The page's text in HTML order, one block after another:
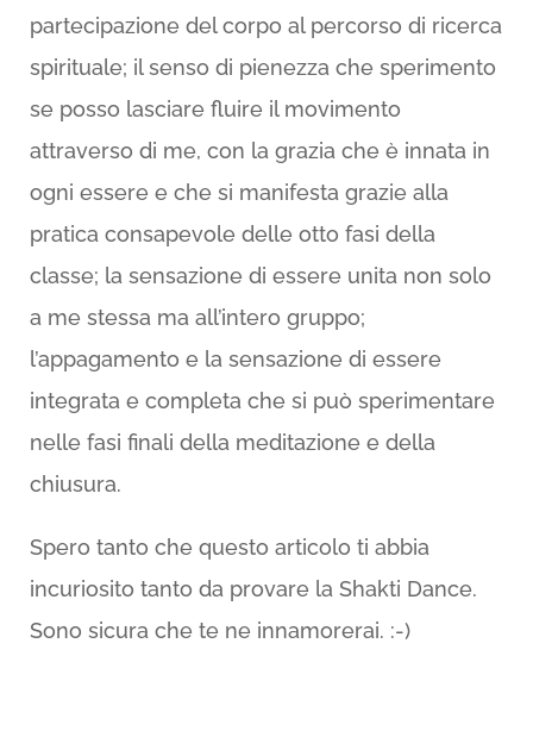
partecipazione del corpo al percorso di ricerca
spirituale; il senso di pienezza che sperimento
se posso lasciare fluire il movimento
attraverso di me, con la grazia che è innata in
ogni essere e che si manifesta grazie alla
pratica consapevole delle otto fasi della
classe; la sensazione di essere unita non solo
a me stessa ma all’intero gruppo;
l’appagamento e la sensazione di essere
integrata e completa che si può sperimentare
nelle fasi finali della meditazione e della
chiusura.
Spero tanto che questo articolo ti abbia
incuriosito tanto da provare la Shakti Dance.
Sono sicura che te ne innamorerai. :-)